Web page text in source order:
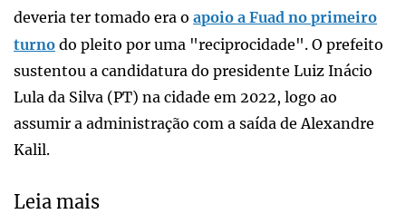
deveria ter tomado era o apoio a Fuad no primeiro
turno do pleito por uma "reciprocidade". O prefeito
sustentou a candidatura do presidente Luiz Inácio
Lula da Silva (PT) na cidade em 2022, logo ao
assumir a administração com a saída de Alexandre
Kalil.
Leia mais